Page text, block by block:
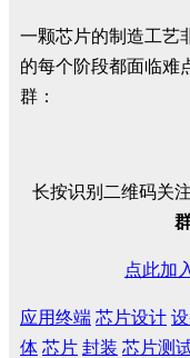
一颗芯片的制造工艺
的每个阶段都面临难
群：
长按识别二维码关
点此加
应用终端 芯片设计
体 芯片 封装 芯片测